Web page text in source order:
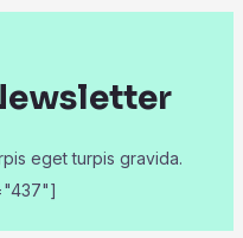
eget turpis gravida.